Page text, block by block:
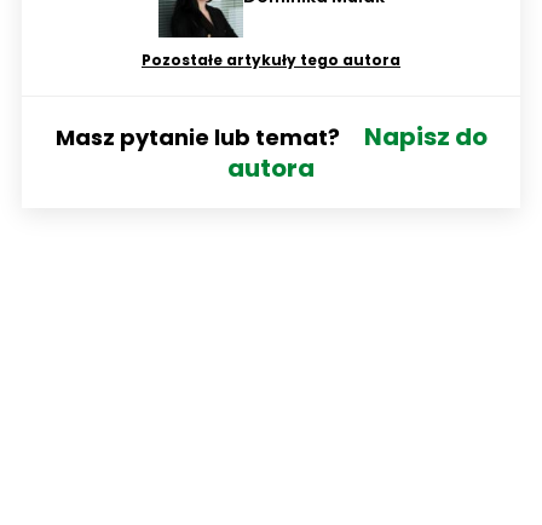
Pozostałe artykuły tego autora
Masz pytanie lub temat?
Napisz do
autora